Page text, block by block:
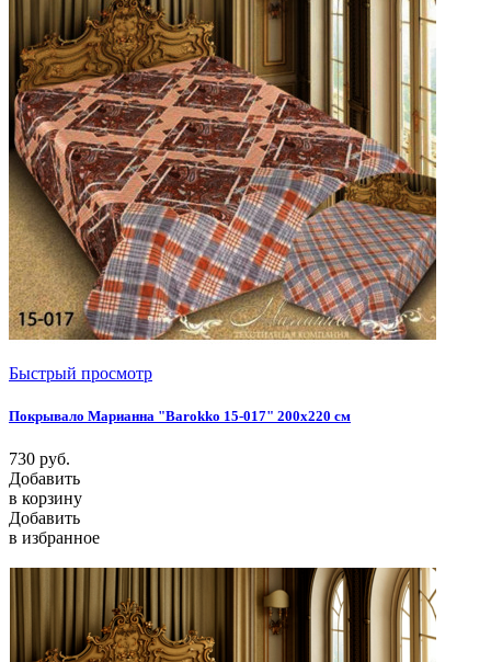
Быстрый просмотр
Покрывало Марианна "Barokko 15-017" 200х220 см
730 руб.
Добавить
в корзину
Добавить
в избранное